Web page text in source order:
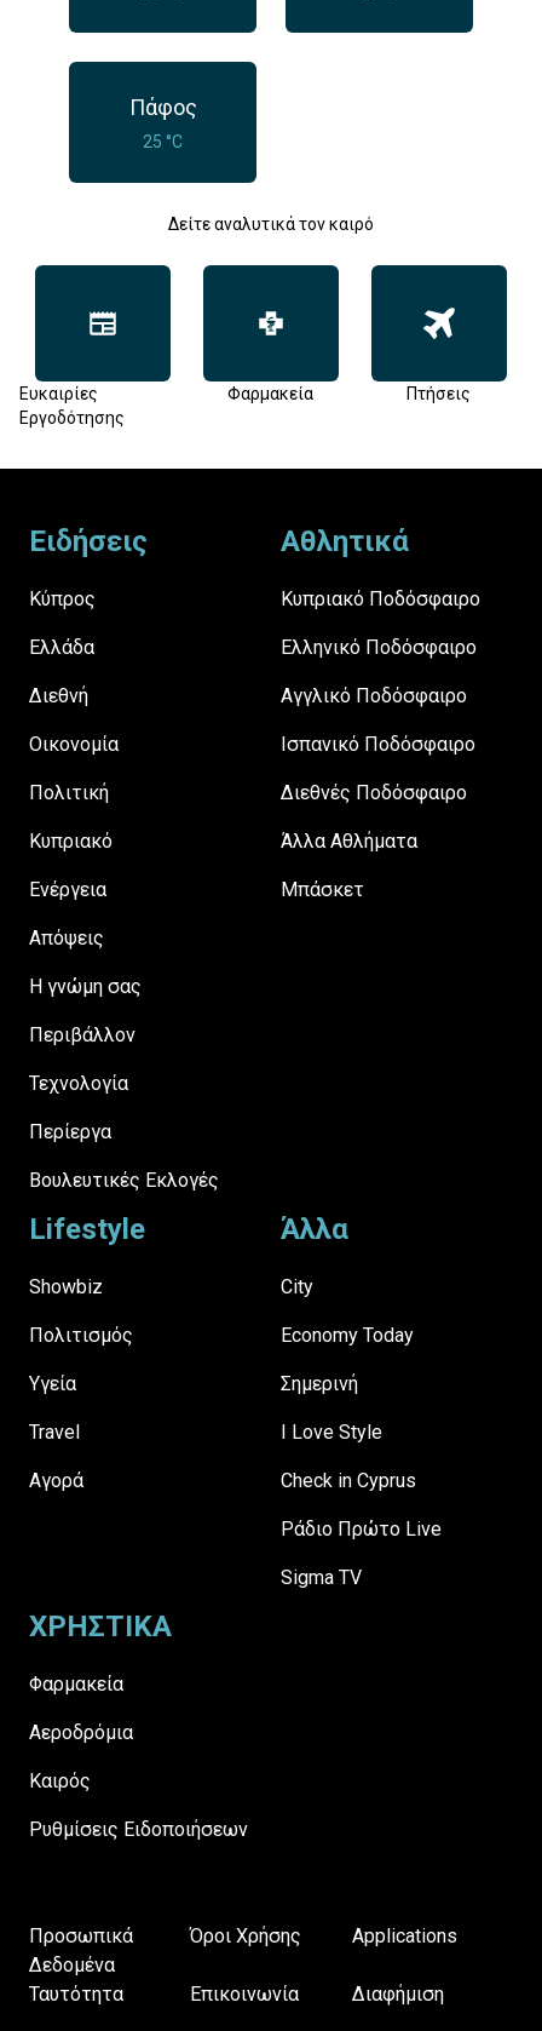
Πάφος
25 °C
Δείτε αναλυτικά τον καιρό
Ευκαιρίες
Εργοδότησης
Φαρμακεία Πτήσεις
Ειδήσεις
Κύπρος
Ελλάδα
Διεθνή
Οικονομία
Πολιτική
Κυπριακό
Ενέργεια
Απόψεις
H γνώμη σας
Περιβάλλον
Τεχνολογία
Περίεργα
Βουλευτικές Εκλογές
Αθλητικά
Κυπριακό Ποδόσφαιρο
Ελληνικό Ποδόσφαιρο
Αγγλικό Ποδόσφαιρο
Ισπανικό Ποδόσφαιρο
Διεθνές Ποδόσφαιρο
Άλλα Αθλήματα
Μπάσκετ
Lifestyle
Showbiz
Πολιτισμός
Υγεία
Travel
Αγορά
Άλλα
City
Economy Today
Σημερινή
I Love Style
Check in Cyprus
Ράδιο Πρώτο Live
Sigma TV
ΧΡΗΣΤΙΚΑ
Φαρμακεία
Αεροδρόμια
Καιρός
Ρυθμίσεις Ειδοποιήσεων
Προσωπικά
Δεδομένα
Όροι Χρήσης Applications
Ταυτότητα Επικοινωνία Διαφήμιση